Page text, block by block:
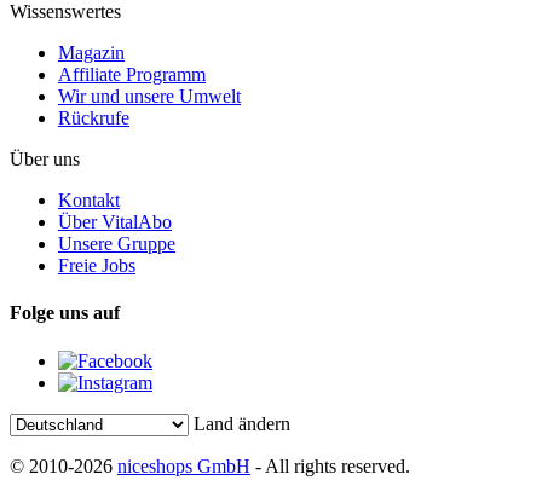
Wissenswertes
Magazin
Affiliate Programm
Wir und unsere Umwelt
Rückrufe
Über uns
Kontakt
Über VitalAbo
Unsere Gruppe
Freie Jobs
Folge uns auf
Land ändern
© 2010-2026 niceshops GmbH - All rights reserved.